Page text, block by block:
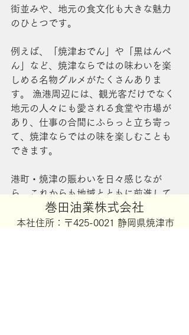
街並みや、地元の食文化も大きな魅力
のひとつです。
例えば、「焼津おでん」や「黒はんぺ
ん」など、焼津ならではの味わいを楽
しめる名物グルメがたくさんありま
す。 漁港周辺には、観光客だけでなく
地元の人々にも愛される食堂や市場が
あり、仕事の合間にふらっと立ち寄っ
て、焼津ならではの味を楽しむことも
できます。
港町・焼津の賑わいを日々感じなが
ら、これからも地域とともに前進して
いきます。​巻田油業株式会社
​本社住所：〒425-0021 静岡県焼津市